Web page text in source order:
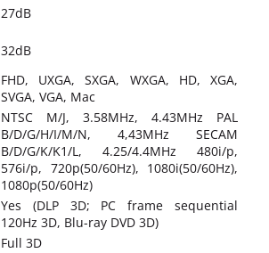
27dB
32dB
FHD, UXGA, SXGA, WXGA, HD, XGA,
SVGA, VGA, Mac
NTSC M/J, 3.58MHz, 4.43MHz PAL
B/D/G/H/I/M/N, 4,43MHz SECAM
B/D/G/K/K1/L, 4.25/4.4MHz 480i/p,
576i/p, 720p(50/60Hz), 1080i(50/60Hz),
1080p(50/60Hz)
Yes (DLP 3D; PC frame sequential
120Hz 3D, Blu-ray DVD 3D)
Full 3D